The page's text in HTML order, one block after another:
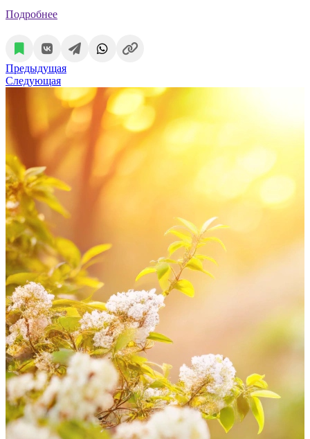
Подробнее
Предыдущая
Следующая